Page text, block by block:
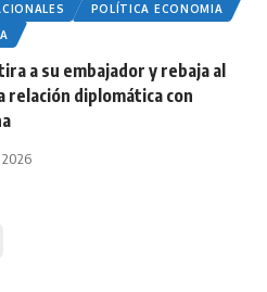
POLÍTICA ECONOMIA
a su embajador y rebaja al
relación diplomática con
2026